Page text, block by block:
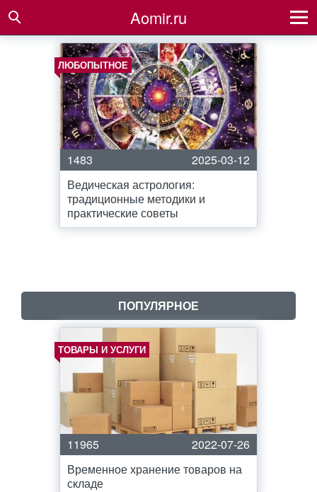
Aomir.ru
ЛЮБОПЫТНОЕ
1483
2025-03-12
Ведическая астрология:
традиционные методики и
практические советы
ПОПУЛЯРНОЕ
ТОВАРЫ И УСЛУГИ
11965
2022-07-26
Временное хранение товаров на
складе